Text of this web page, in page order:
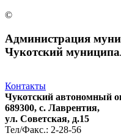
©
Администрация
Чукотский
Контакты
Чукотский автономный
689300, с. Лаврентия,
ул. Советская, д.15
Тел/Факс.: 2-28-56